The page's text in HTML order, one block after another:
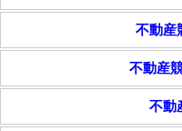
不動産
不動産
不動